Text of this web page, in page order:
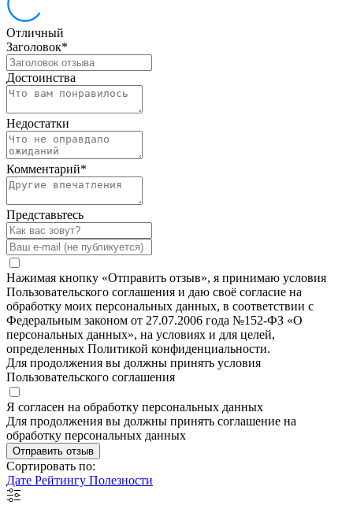
Отличный
Заголовок*
Достоинства
Недостатки
Комментарий*
Представьтесь
Нажимая кнопку «Отправить отзыв», я принимаю условия
Пользовательского соглашения и даю своё согласие на
обработку моих персональных данных, в соответствии с
Федеральным законом от 27.07.2006 года №152-ФЗ «О
персональных данных», на условиях и для целей,
определенных Политикой конфиденциальности.
Для продолжения вы должны принять условия
Пользовательского соглашения
Я согласен на обработку персональных данных
Для продолжения вы должны принять соглашение на
обработку персональных данных
Отправить отзыв
Сортировать по:
Дате Рейтингу Полезности